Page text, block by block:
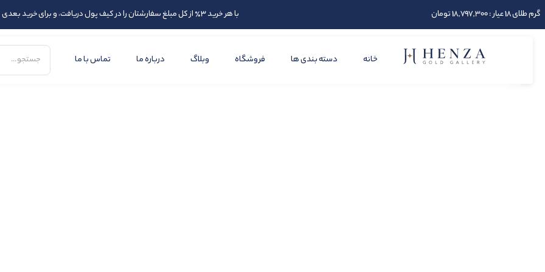
گرم طلای 18 عیار : 18,797,300 تومان با هر خرید 3٪ از کل مبلغ سفارشتان را در کیف پول دریافت، و برای خرید بعدی از اعتبارتان استفاده کنید
خانه دسته بندی ها فروشگاه وبلاگ درباره ما تماس با ما